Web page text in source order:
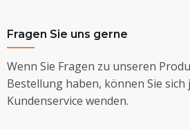
Fragen Sie uns gerne
Wenn Sie Fragen zu unseren
Bestellung haben, können Sie
Kundenservice wenden.